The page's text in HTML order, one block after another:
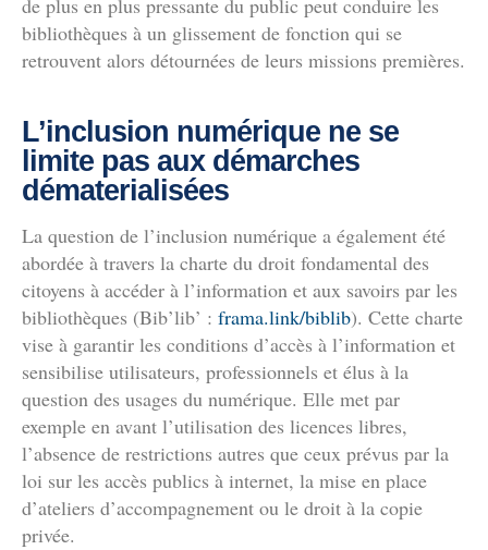
de plus en plus pressante du public peut conduire les
bibliothèques à un glissement de fonction qui se
retrouvent alors détournées de leurs missions premières.
L’inclusion numérique ne se
limite pas aux démarches
dématerialisées
La question de l’inclusion numérique a également été
abordée à travers la charte du droit fondamental des
citoyens à accéder à l’information et aux savoirs par les
bibliothèques (Bib’lib’ : frama.link/biblib). Cette charte
vise à garantir les conditions d’accès à l’information et
sensibilise utilisateurs, professionnels et élus à la
question des usages du numérique. Elle met par
exemple en avant l’utilisation des licences libres,
l’absence de restrictions autres que ceux prévus par la
loi sur les accès publics à internet, la mise en place
d’ateliers d’accompagnement ou le droit à la copie
privée.